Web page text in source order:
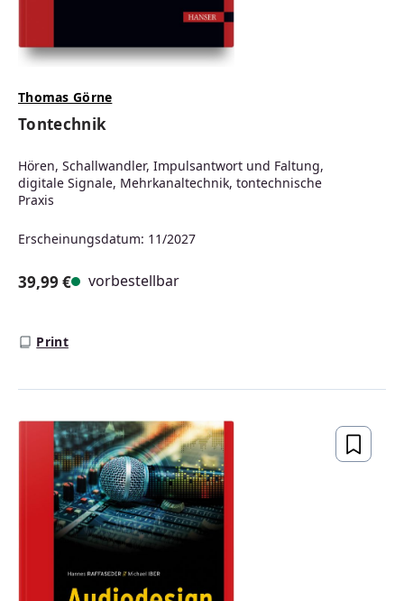
Thomas Görne
Tontechnik
Hören, Schallwandler, Impulsantwort und Faltung,
digitale Signale, Mehrkanaltechnik, tontechnische
Praxis
Erscheinungsdatum: 11/2027
39,99 € vorbestellbar
Print